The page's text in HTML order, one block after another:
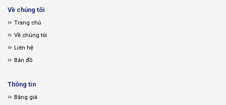
Về chúng tôi
Trang chủ
Về chúng tôi
Liên hệ
Bản đồ
Thông tin
Bảng giá